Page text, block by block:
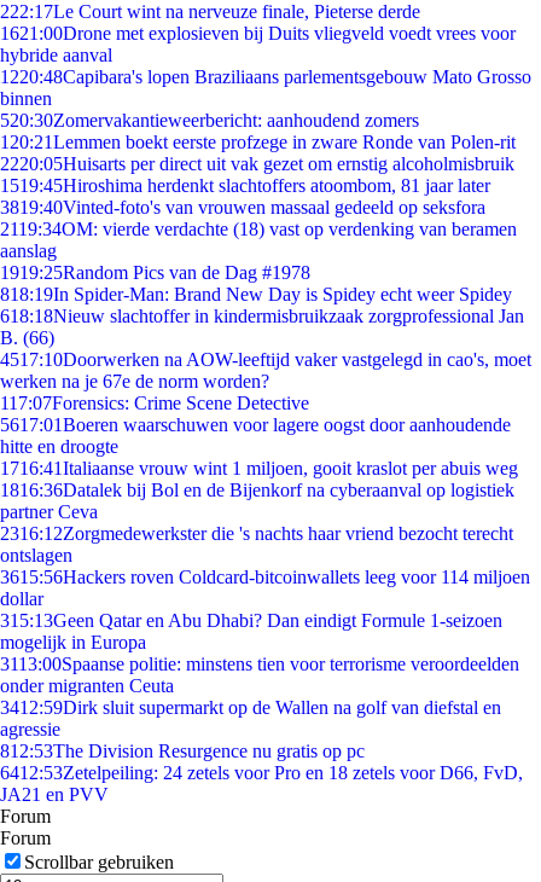
222:17Le Court wint na nerveuze finale, Pieterse derde
1621:00Drone met explosieven bij Duits vliegveld voedt vrees voor
hybride aanval
1220:48Capibara's lopen Braziliaans parlementsgebouw Mato Grosso
binnen
520:30Zomervakantieweerbericht: aanhoudend zomers
1 20:21Lemmen boekt eerste profzege in zware Ronde van Polen-rit
2220:05Huisarts per direct uit vak gezet om ernstig alcoholmisbruik
1519:45Hiroshima herdenkt slachtoffers atoombom, 81 jaar later
3819:40Vinted-foto's van vrouwen massaal gedeeld op seksfora
2119:34OM: vierde verdachte (18) vast op verdenking van beramen
aanslag
1919:25Random Pics van de Dag #1978
818:19In Spider-Man: Brand New Day is Spidey echt weer Spidey
618:18Nieuw slachtoffer in kindermisbruikzaak zorgprofessional Jan
B. (66)
4517:10Doorwerken na AOW-leeftijd vaker vastgelegd in cao's, moet
werken na je 67e de norm worden?
117:07Forensics: Crime Scene Detective
5617:01Boeren waarschuwen voor lagere oogst door aanhoudende
hitte en droogte
1716:41Italiaanse vrouw wint 1 miljoen, gooit kraslot per abuis weg
1816:36Datalek bij Bol en de Bijenkorf na cyberaanval op logistiek
partner Ceva
2316:12Zorgmedewerkster die 's nachts haar vriend bezocht terecht
ontslagen
3615:56Hackers roven Coldcard-bitcoinwallets leeg voor 114 miljoen
dollar
315:13Geen Qatar en Abu Dhabi? Dan eindigt Formule 1-seizoen
mogelijk in Europa
3113:00Spaanse politie: minstens tien voor terrorisme veroordeelden
onder migranten Ceuta
3412:59Dirk sluit supermarkt op de Wallen na golf van diefstal en
agressie
812:53The Division Resurgence nu gratis op pc
6412:53Zetelpeiling: 24 zetels voor Pro en 18 zetels voor D66, FvD,
JA21 en PVV
Forum
Forum
Scrollbar gebruiken